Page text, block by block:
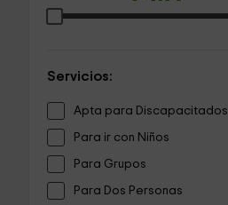
Servicios:
Apta para Discapacitados
Para ir con Niños
Para Grupos
Para Dos Personas